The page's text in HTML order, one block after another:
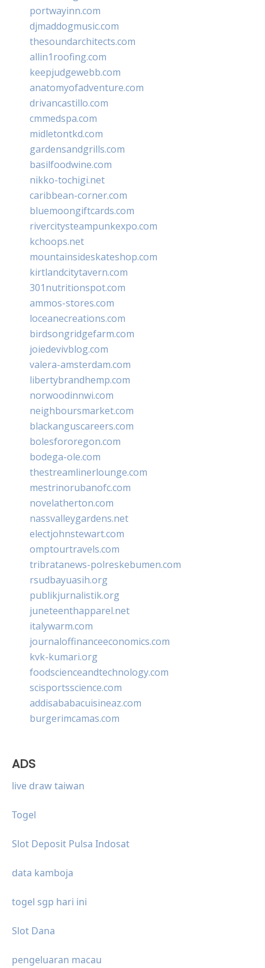
portwayinn.com
djmaddogmusic.com
thesoundarchitects.com
allin1roofing.com
keepjudgewebb.com
anatomyofadventure.com
drivancastillo.com
cmmedspa.com
midletontkd.com
gardensandgrills.com
basilfoodwine.com
nikko-tochigi.net
caribbean-corner.com
bluemoongiftcards.com
rivercitysteampunkexpo.com
kchoops.net
mountainsideskateshop.com
kirtlandcitytavern.com
301nutritionspot.com
ammos-stores.com
loceanecreations.com
birdsongridgefarm.com
joiedevivblog.com
valera-amsterdam.com
libertybrandhemp.com
norwoodinnwi.com
neighboursmarket.com
blackanguscareers.com
bolesfororegon.com
bodega-ole.com
thestreamlinerlounge.com
mestrinorubanofc.com
novelatherton.com
nassvalleygardens.net
electjohnstewart.com
omptourtravels.com
tribratanews-polreskebumen.com
rsudbayuasih.org
publikjurnalistik.org
juneteenthapparel.net
italywarm.com
journaloffinanceeconomics.com
kvk-kumari.org
foodscienceandtechnology.com
scisportsscience.com
addisababacuisineaz.com
burgerimcamas.com
ADS
live draw taiwan
Togel
Slot Deposit Pulsa Indosat
data kamboja
togel sgp hari ini
Slot Dana
pengeluaran macau